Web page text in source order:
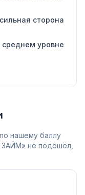
сильная сторона
среднем уровне
нашему баллу
не подошёл,